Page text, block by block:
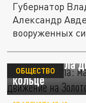
Губернатор
Александр
вооруженных
Трасса встала:
парализовала
кольце"
ОБЩЕСТВО